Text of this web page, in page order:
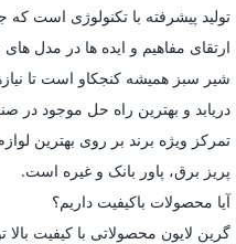
تولید پیشرفته با تکنولوژی است که
شیر سبز همیشه کنجکاو است تا
دریابد و بهترین راه حل موجود در
تمرکز ویژه برند بر روی بهترین
پریز برق، پاور بانک و غیره است.
آیا محصولات باکیفیت داریم؟
گرین لایون محصولاتی با کیفیت